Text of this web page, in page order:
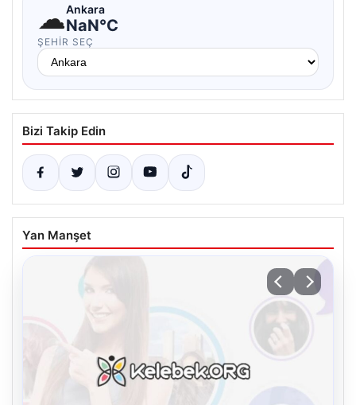
☁Ankara
NaN°C
ŞEHIR SEÇ
Bizi Takip Edin
Yan Manşet